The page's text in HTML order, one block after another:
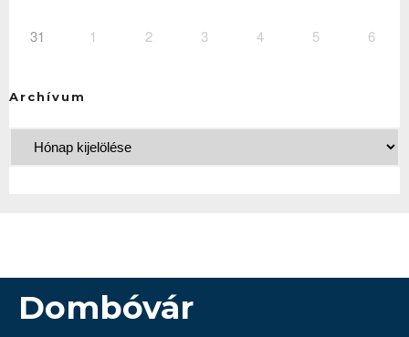
31 1 2 3 4 5 6
Archívum
Dombóvár